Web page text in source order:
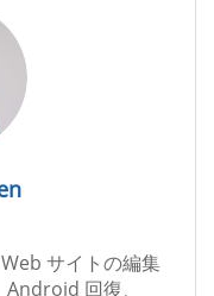
サイトの編集
回復、